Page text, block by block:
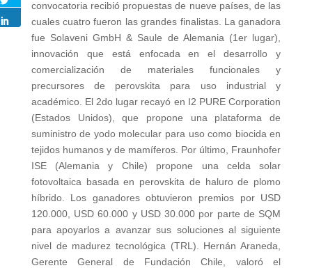
convocatoria recibió propuestas de nueve países, de las
cuales cuatro fueron las grandes finalistas. La ganadora
fue Solaveni GmbH & Saule de Alemania (1er lugar),
innovación que está enfocada en el desarrollo y
comercialización de materiales funcionales y
precursores de perovskita para uso industrial y
académico. El 2do lugar recayó en I2 PURE Corporation
(Estados Unidos), que propone una plataforma de
suministro de yodo molecular para uso como biocida en
tejidos humanos y de mamíferos. Por último, Fraunhofer
ISE (Alemania y Chile) propone una celda solar
fotovoltaica basada en perovskita de haluro de plomo
híbrido. Los ganadores obtuvieron premios por USD
120.000, USD 60.000 y USD 30.000 por parte de SQM
para apoyarlos a avanzar sus soluciones al siguiente
nivel de madurez tecnológica (TRL). Hernán Araneda,
Gerente General de Fundación Chile, valoró el